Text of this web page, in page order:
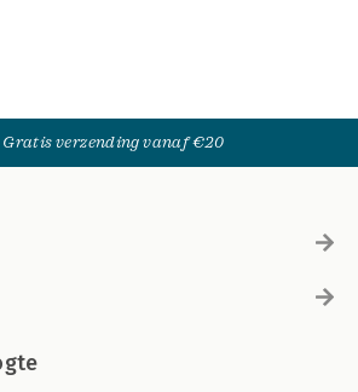
Gratis verzending vanaf €20